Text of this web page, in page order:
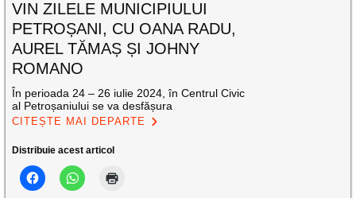
VIN ZILELE MUNICIPIULUI
PETROȘANI, CU OANA RADU,
AUREL TĂMAȘ ȘI JOHNY
ROMANO
În perioada 24 – 26 iulie 2024, în Centrul Civic
al Petroșaniului se va desfășura
CITEȘTE MAI DEPARTE
Distribuie acest articol